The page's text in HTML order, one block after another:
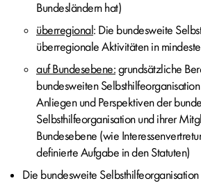
Bundesländern hat)
überregional: Die bundesweite
überregionale Aktivitäten in
auf Bundesebene:grundsätzliche
bundesweiten
Anliegen und Perspektiven der
Selbsthilfeorganisation und ihrer
Bundesebene (wie
definierte Aufgabe in den Statuten)
Die bundesweite